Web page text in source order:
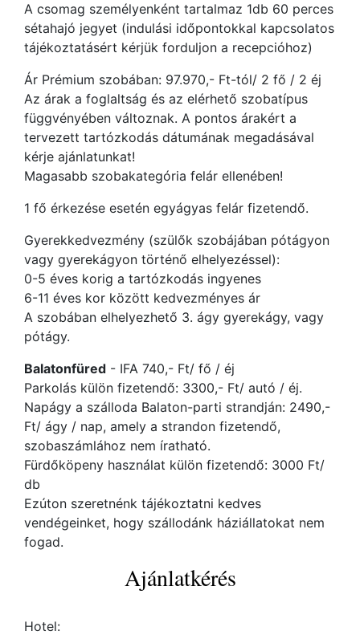
A csomag személyenként tartalmaz 1db 60 perces
sétahajó jegyet (indulási időpontokkal kapcsolatos
tájékoztatásért kérjük forduljon a recepcióhoz)
Ár Prémium szobában: 97.970,- Ft-tól/ 2 fő / 2 éj
Az árak a foglaltság és az elérhető szobatípus
függvényében változnak. A pontos árakért a
tervezett tartózkodás dátumának megadásával
kérje ajánlatunkat!
Magasabb szobakategória felár ellenében!
1 fő érkezése esetén egyágyas felár fizetendő.
Gyerekkedvezmény (szülők szobájában pótágyon
vagy gyerekágyon történő elhelyezéssel):
0-5 éves korig a tartózkodás ingyenes
6-11 éves kor között kedvezményes ár
A szobában elhelyezhető 3. ágy gyerekágy, vagy
pótágy.
Balatonfüred - IFA 740,- Ft/ fő / éj
Parkolás külön fizetendő: 3300,- Ft/ autó / éj.
Napágy a szálloda Balaton-parti strandján: 2490,-
Ft/ ágy / nap, amely a strandon fizetendő,
szobaszámlához nem íratható.
Fürdőköpeny használat külön fizetendő: 3000 Ft/
db
Ezúton szeretnénk tájékoztatni kedves
vendégeinket, hogy szállodánk háziállatokat nem
fogad.
Ajánlatkérés
Hotel: